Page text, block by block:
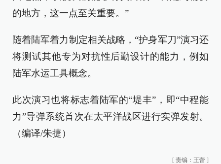
的地方，这一点至关重要。”
随着陆军着力制定相关战略，“护身军刀”演习还
将测试其他专为对抗性后勤设计的能力，例如
陆军水运工具概念。
此次演习也将标志着陆军的“堤丰”，即“中程能
力”导弹系统首次在太平洋战区进行实弹发射。
（编译/朱捷）
[ 责编：王蕾 ]